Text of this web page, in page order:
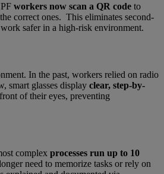
workers now scan a QR code to
correct ones. This eliminates second-
safer in a high-risk environment.
In the past, workers relied on radio
smart glasses display clear, step-by-
of their eyes, preventing
complex processes run up to 10
need to memorize tasks or rely on